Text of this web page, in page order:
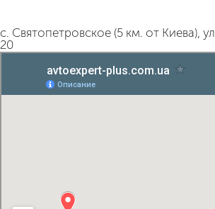
с. Святопетровское (5 км. от Киева),
20